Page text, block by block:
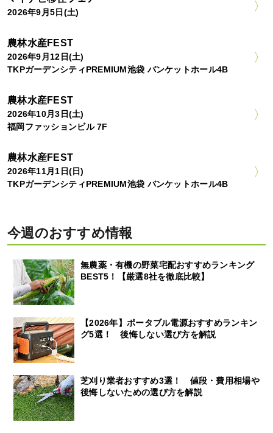
2026年9月5日(土)
農林水産FEST
2026年9月12日(土)
TKPガーデンシティPREMIUM池袋 バンケットホール4B
農林水産FEST
2026年10月3日(土)
福岡ファッションビル 7F
農林水産FEST
2026年11月1日(日)
TKPガーデンシティPREMIUM池袋 バンケットホール4B
今週のおすすめ情報
無農薬・有機の野菜宅配おすすめランキング
BEST5！【厳選8社を徹底比較】
【2026年】ポータブル電源おすすめランキン
グ5選！ 後悔しない選び方を解説
芝刈り業者おすすめ3選！ 値段・費用相場や
後悔しないための選び方を解説